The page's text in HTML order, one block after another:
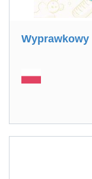
Wyprawkowy